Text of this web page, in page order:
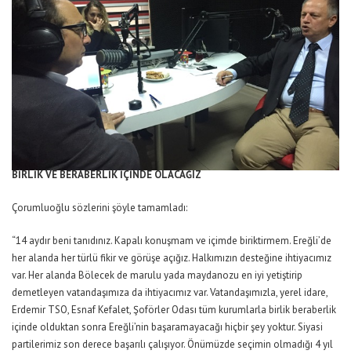
BİRLİK VE BERABERLİKİÇİNDE OLACAĞIZ
Çorumluoğlu sözlerini şöyle tamamladı:
“14 aydır beni tanıdınız. Kapalı konuşmam ve içimde biriktirmem. Ereğli’de
her alanda her türlü fikir ve görüşe açığız. Halkımızın desteğine ihtiyacımız
var. Her alanda Bölecek de marulu yada maydanozu en iyi yetiştirip
demetleyen vatandaşımıza da ihtiyacımız var. Vatandaşımızla, yerel idare,
Erdemir TSO, Esnaf Kefalet, Şoförler Odası tüm kurumlarla birlik beraberlik
içinde olduktan sonra Ereğli’nin başaramayacağı hiçbir şey yoktur. Siyasi
partilerimiz son derece başarılı çalışıyor. Önümüzde seçimin olmadığı 4 yıl